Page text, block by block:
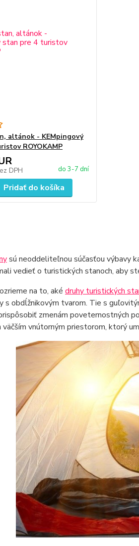
altánok - KEMpingový
ROYOKAMP
DPH do 3-7 dní
Pridať do košíka
sú neoddeliteľnou súčasťou výbavy
vedieť o turistických stanoch, aby
na to, aké druhy turistických
s obdĺžnikovým tvarom. Tie s
zmenám poveternostných
väčším vnútorným priestorom, ktorý